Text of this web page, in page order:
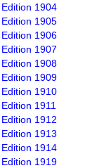
Edition 1904
Edition 1905
Edition 1906
Edition 1907
Edition 1908
Edition 1909
Edition 1910
Edition 1911
Edition 1912
Edition 1913
Edition 1914
Edition 1919